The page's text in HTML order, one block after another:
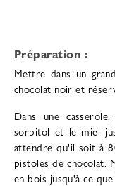
Préparation :
Mettre dans un
chocolat noir et
Dans une
sorbitol et le miel
attendre qu'il soit à
pistoles de chocolat.
en bois jusqu'à ce